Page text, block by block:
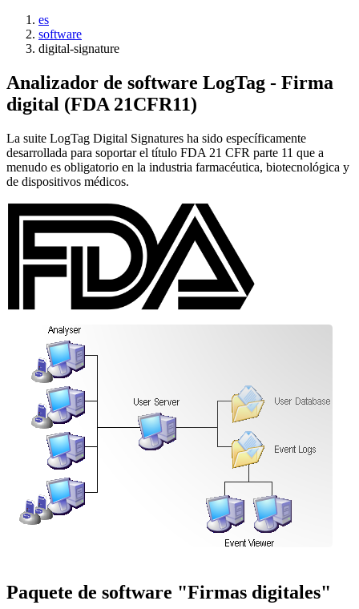
es
software
digital-signature
Analizador de software LogTag - Firma
digital (FDA 21CFR11)
La suite LogTag Digital Signatures ha sido específicamente
desarrollada para soportar el título FDA 21 CFR parte 11 que a
menudo es obligatorio en la industria farmacéutica, biotecnológica y
de dispositivos médicos.
Paquete de software "Firmas digitales"